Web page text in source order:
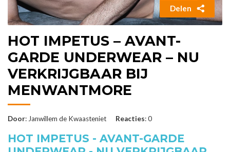
Delen
HOT IMPETUS – AVANT-
GARDE UNDERWEAR – NU
VERKRIJGBAAR BIJ
MENWANTMORE
Door: Janwillem de Kwaasteniet Reacties: 0
HOT IMPETUS - AVANT-GARDE